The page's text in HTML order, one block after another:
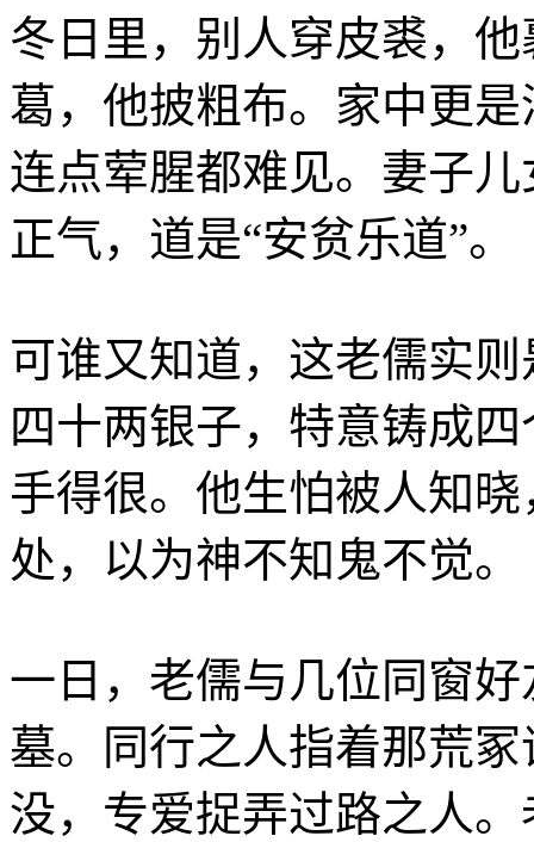
冬日里，别人穿皮裘，
葛，他披粗布。家中更
连点荤腥都难见。妻子
正气，道是“安贫乐道”。
可谁又知道，这老儒实
四十两银子，特意铸成
手得很。他生怕被人知
处，以为神不知鬼不觉。
一日，老儒与几位同窗
墓。同行之人指着那荒
没，专爱捉弄过路之人